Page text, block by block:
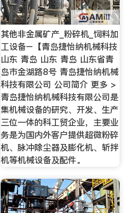
其他非金属矿产_粉碎机_饲料加
工设备–【青岛捷怡纳机械科技
山东 青岛 山东 青岛 山东省青
岛市金湖路8号 青岛捷怡纳机械
科技有限公司 公司简介 更多 >
青岛捷怡纳机械科技有限公司是
集机械设备的研究、开发、生产
三位一体的科工贸企业，主要业
务是为国内外客户提供超微粉碎
机、脉冲除尘器及膨化机、斩拌
机等机械设备及配件。